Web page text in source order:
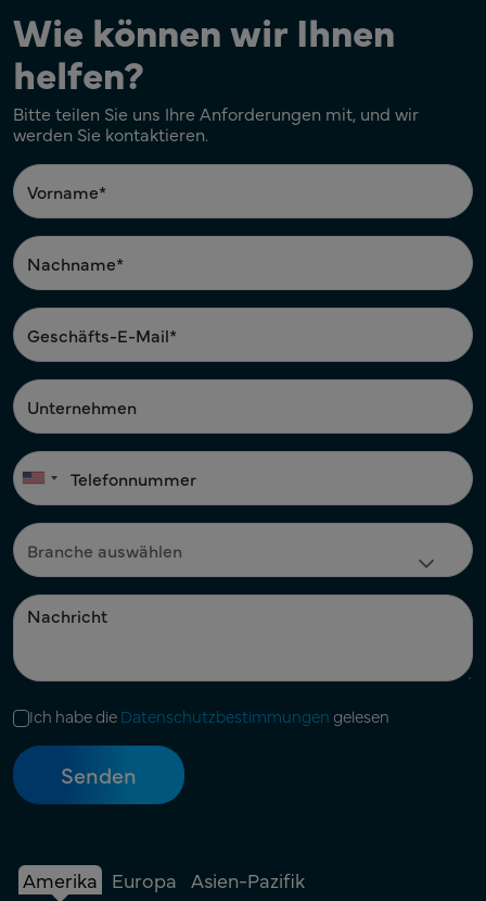
Wie können wir Ihnen
helfen?
Bitte teilen Sie uns Ihre Anforderungen mit, und wir
werden Sie kontaktieren.
Ich habe dieDatenschutzbestimmungen gelesen
Amerika Europa Asien-Pazifik